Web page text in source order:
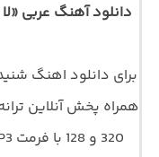
دانلود آهنگ عربی
برای دانلود اهنگ
همراه پخش آنلاین
320 و 128 با فرمت MP3 با جهش موزیک ❤️ همراه باشید